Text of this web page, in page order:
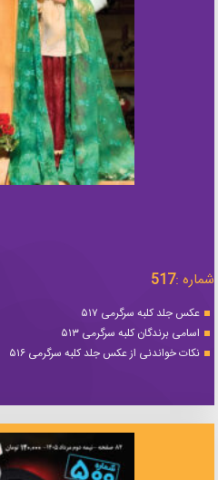
شماره :517
عکس جلد کلبه سرگرمی ۵۱۷
اسامی برندگان کلبه سرگرمی ۵۱۳
نکات خواندنی از عکس جلد کلبه سرگرمی ۵۱۶